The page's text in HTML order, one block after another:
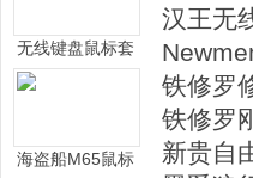
无线键盘鼠标套
装驱动
海盗船M65鼠标
汉王无
铁修罗
铁修罗
新贵自